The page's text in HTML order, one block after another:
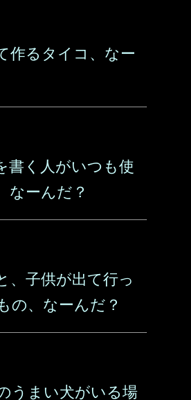
作るタイコ、なー
書く人がいつも使
なーんだ？
、子供が出て行っ
の、なーんだ？
うまい犬がいる場